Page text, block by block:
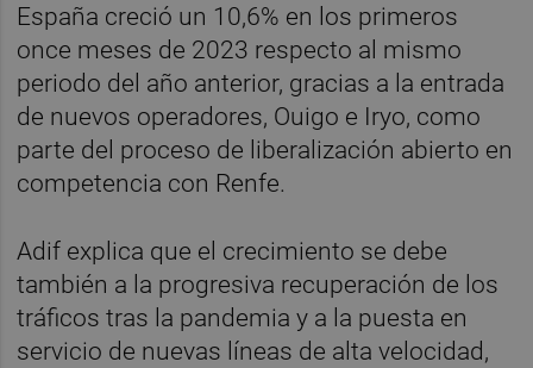
España creció un 10,6% en los primeros
once meses de 2023 respecto al mismo
periodo del año anterior, gracias a la entrada
de nuevos operadores, Ouigo e Iryo, como
parte del proceso de liberalización abierto en
competencia con Renfe.
Adif explica que el crecimiento se debe
también a la progresiva recuperación de los
tráficos tras la pandemia y a la puesta en
servicio de nuevas líneas de alta velocidad,